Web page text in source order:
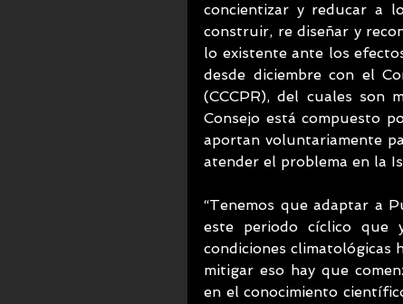
concientizar y reducar a
construir, re diseñar y
lo existente ante los
desde diciembre con el
(CCCPR), del cuales son
Consejo está compuesto
aportan voluntariamente
atender el problema en la
“Tenemos que adaptar a
este periodo cíclico que
condiciones climatológicas
mitigar eso hay que
en el conocimiento